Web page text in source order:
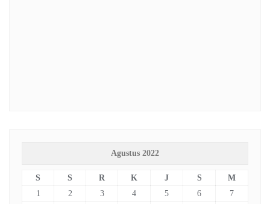
Agustus 2022
S S R K J S
M
1
2 3 4 5 6
7